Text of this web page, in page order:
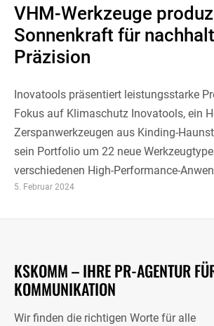
VHM-Werkzeuge
Sonnenkraft für
Präzision
Inovatools präsentiert leistungsstarke
Fokus auf Klimaschutz Inovatools, ein
Zerspanwerkzeugen aus Kinding-
sein Portfolio um 22 neue
verschiedenen High-Performance-
5. Februar 2024
KSKOMM – IHRE PR-AGENTUR
KOMMUNIKATION
Wir finden die richtigen Worte für alle